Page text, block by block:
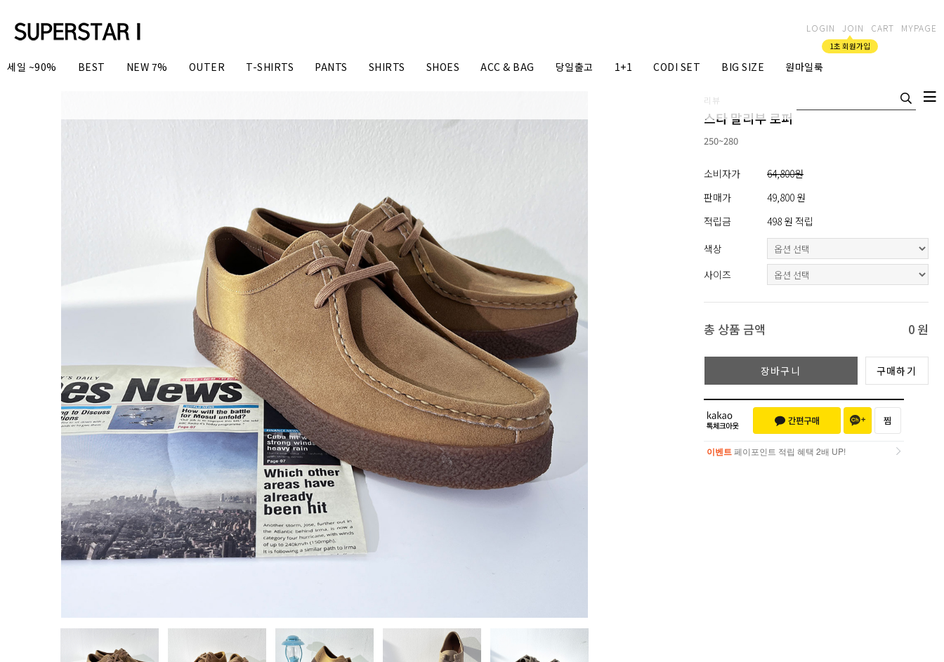
LOGIN JOIN
1초 회원가입
CART MYPAGE
세일 ~90% BEST NEW 7% OUTER T-SHIRTS PANTS SHIRTS SHOES ACC & BAG 당일출고 1+1 CODI SET BIG SIZE 원마일룩
리뷰
스타 말리부 로퍼
250~280
소비자가
64,800원
판매가
49,800 원
적립금
498 원 적립
색상
사이즈
총 상품 금액 0 원
장바구니 구매하기
이벤트페이포인트 적립 혜택 2배 UP!